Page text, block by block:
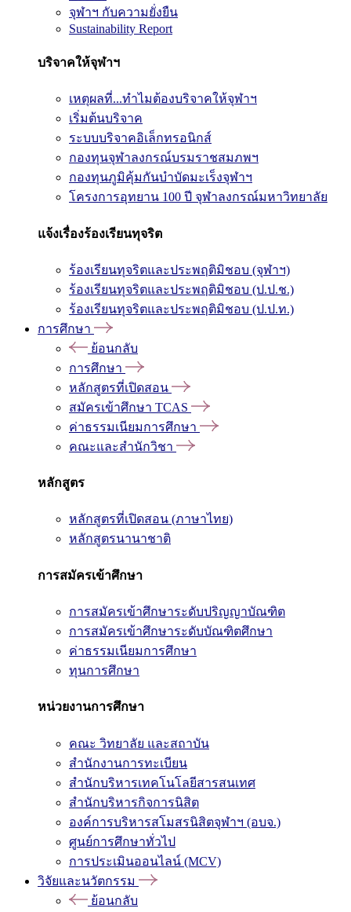
จุฬาฯ กับความยั่งยืน
Sustainability Report
บริจาคให้จุฬาฯ
เหตุผลที่...ทำไมต้องบริจาคให้จุฬาฯ
เริ่มต้นบริจาค
ระบบบริจาคอิเล็กทรอนิกส์
กองทุนจุฬาลงกรณ์บรมราชสมภพฯ
กองทุนภูมิคุ้มกันบำบัดมะเร็งจุฬาฯ
โครงการอุทยาน 100 ปี จุฬาลงกรณ์มหาวิทยาลัย
แจ้งเรื่องร้องเรียนทุจริต
ร้องเรียนทุจริตและประพฤติมิชอบ (จุฬาฯ)
ร้องเรียนทุจริตและประพฤติมิชอบ (ป.ป.ช.)
ร้องเรียนทุจริตและประพฤติมิชอบ (ป.ป.ท.)
การศึกษา
ย้อนกลับ
การศึกษา
หลักสูตรที่เปิดสอน
สมัครเข้าศึกษา TCAS
ค่าธรรมเนียมการศึกษา
คณะและสำนักวิชา
หลักสูตร
หลักสูตรที่เปิดสอน (ภาษาไทย)
หลักสูตรนานาชาติ
การสมัครเข้าศึกษา
การสมัครเข้าศึกษาระดับปริญญาบัณฑิต
การสมัครเข้าศึกษาระดับบัณฑิตศึกษา
ค่าธรรมเนียมการศึกษา
ทุนการศึกษา
หน่วยงานการศึกษา
คณะ วิทยาลัย และสถาบัน
สำนักงานการทะเบียน
สำนักบริหารเทคโนโลยีสารสนเทศ
สำนักบริหารกิจการนิสิต
องค์การบริหารสโมสรนิสิตจุฬาฯ (อบจ.)
ศูนย์การศึกษาทั่วไป
การประเมินออนไลน์ (MCV)
วิจัยและนวัตกรรม
ย้อนกลับ